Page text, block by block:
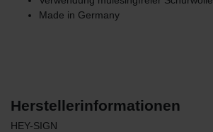
Made in Germany
Herstellerinformationen
HEY-SIGN